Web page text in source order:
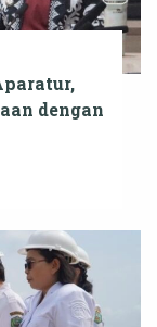
dengan